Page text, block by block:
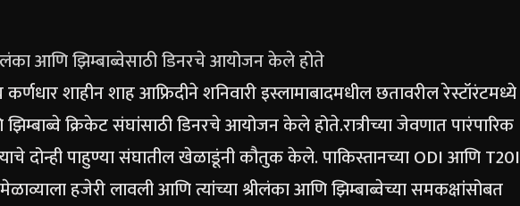
आणि झिम्बाब्वेसाठी डिनरचे आयोजन केले होते
शाहीन शाह आफ्रिदीने शनिवारी इस्लामाबादमधील छतावरील रेस्टॉरंटमध्ये
झिम्बाब्वे क्रिकेट संघांसाठी डिनरचे आयोजन केले होते.रात्रीच्या जेवणात पारंपारिक
दोन्ही पाहुण्या संघातील खेळाडूंनी कौतुक केले.पाकिस्तानच्या ODI आणि T20I
हजेरी लावली आणि त्यांच्या श्रीलंका आणि झिम्बाब्वेच्या समकक्षांसोबत